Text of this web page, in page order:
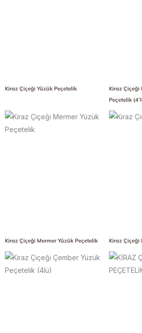
Kiraz Çiçeği Yüzük Peçetelik
Kiraz Çiçeği
Peçetelik
Kiraz Çiçeği Mermer Yüzük Peçetelik Kiraz Çiçeği